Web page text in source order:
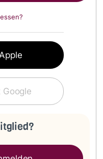
Google